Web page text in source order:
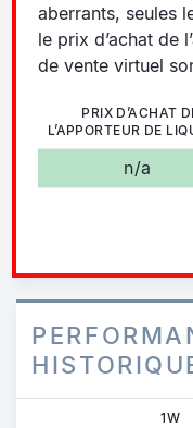
aberrants, seules
le prix d’achat de
de vente virtuel
PRIX D’ACHAT
L’APPORTEUR DE
n/a
1W